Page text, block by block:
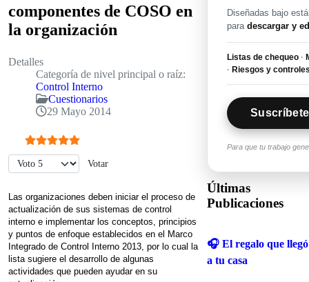
componentes de COSO en
la organización
Detalles
Categoría de nivel principal o raíz:
Control Interno
Cuestionarios
29 Mayo 2014
Ratio:5/5
Por favor, vote
Las organizaciones deben iniciar el proceso de
actualización de sus sistemas de control
interno e implementar los conceptos, principios
y puntos de enfoque establecidos en el Marco
Integrado de Control Interno 2013, por lo cual la
lista sugiere el desarrollo de algunas
actividades que pueden ayudar en su
Diseñadas bajo
paradescargar y
Listas de chequeo ·
· Riesgos y
Para que tu trabajo
Últimas
Publicaciones
🎧 El regalo que llegó
a tu casa